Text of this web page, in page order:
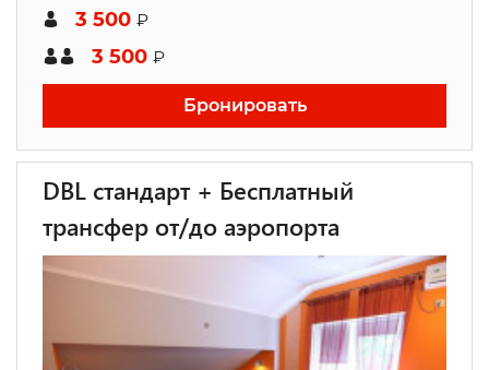
3 500 ₽
3 500 ₽
Бронировать
DBL стандарт + Бесплатный
трансфер от/до аэропорта